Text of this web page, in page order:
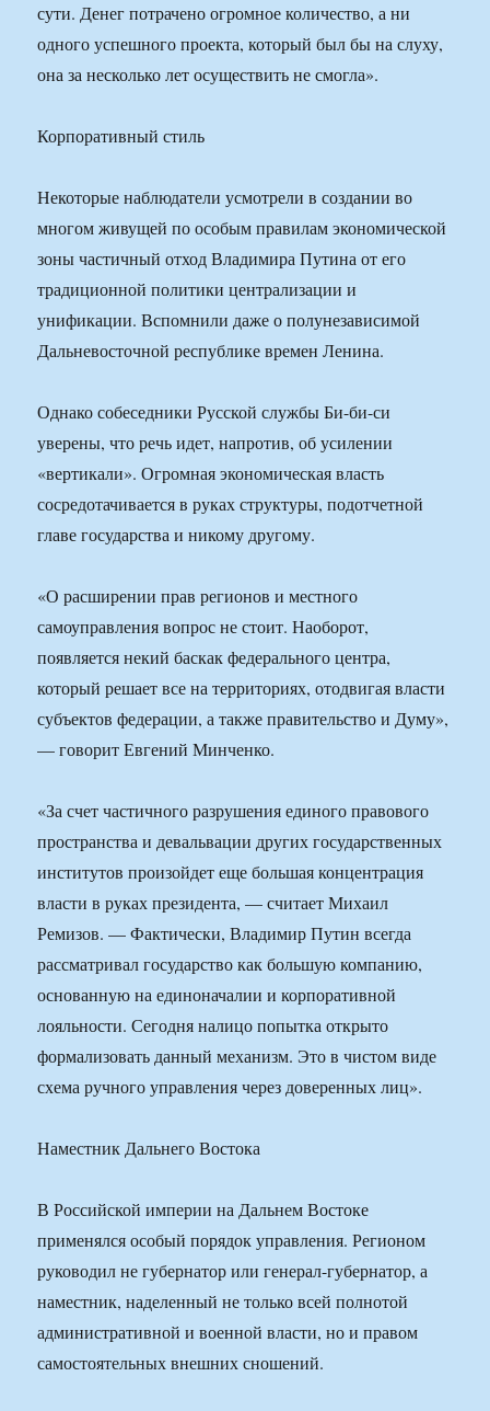
сути. Денег потрачено огромное количество, а ни
одного успешного проекта, который был бы на слуху,
она за несколько лет осуществить не смогла».
Корпоративный стиль
Некоторые наблюдатели усмотрели в создании во
многом живущей по особым правилам экономической
зоны частичный отход Владимира Путина от его
традиционной политики централизации и
унификации. Вспомнили даже о полунезависимой
Дальневосточной республике времен Ленина.
Однако собеседники Русской службы Би-би-си
уверены, что речь идет, напротив, об усилении
«вертикали». Огромная экономическая власть
сосредотачивается в руках структуры, подотчетной
главе государства и никому другому.
«О расширении прав регионов и местного
самоуправления вопрос не стоит. Наоборот,
появляется некий баскак федерального центра,
который решает все на территориях, отодвигая власти
субъектов федерации, а также правительство и Думу»,
— говорит Евгений Минченко.
«За счет частичного разрушения единого правового
пространства и девальвации других государственных
институтов произойдет еще большая концентрация
власти в руках президента, — считает Михаил
Ремизов. — Фактически, Владимир Путин всегда
рассматривал государство как большую компанию,
основанную на единоначалии и корпоративной
лояльности. Сегодня налицо попытка открыто
формализовать данный механизм. Это в чистом виде
схема ручного управления через доверенных лиц».
Наместник Дальнего Востока
В Российской империи на Дальнем Востоке
применялся особый порядок управления. Регионом
руководил не губернатор или генерал-губернатор, а
наместник, наделенный не только всей полнотой
административной и военной власти, но и правом
самостоятельных внешних сношений.